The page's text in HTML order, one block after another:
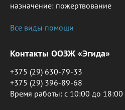
назначение: пожертвование
Все виды помощи
Контакты ООЗЖ «Эгида»
+375 (29) 630-79-33
+375 (29) 396-89-68
Время работы: c 10:00 до 18:00